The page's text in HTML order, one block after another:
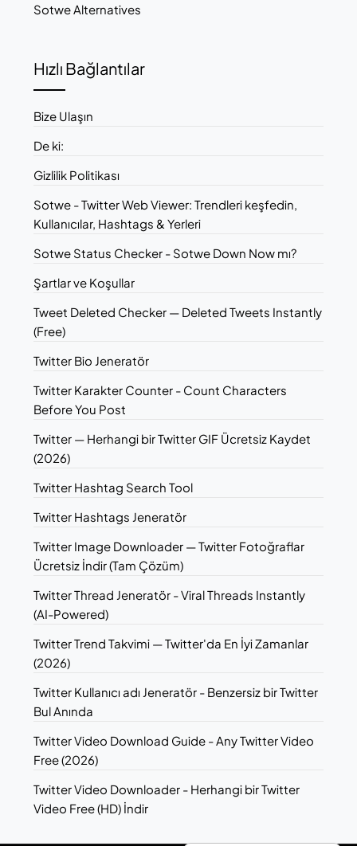
Sotwe Alternatives
Hızlı Bağlantılar
Bize Ulaşın
De ki:
Gizlilik Politikası
Sotwe - Twitter Web Viewer: Trendleri keşfedin,
Kullanıcılar, Hashtags & Yerleri
Sotwe Status Checker - Sotwe Down Now mı?
Şartlar ve Koşullar
Tweet Deleted Checker — Deleted Tweets Instantly
(Free)
Twitter Bio Jeneratör
Twitter Karakter Counter - Count Characters
Before You Post
Twitter — Herhangi bir Twitter GIF Ücretsiz Kaydet
(2026)
Twitter Hashtag Search Tool
Twitter Hashtags Jeneratör
Twitter Image Downloader — Twitter Fotoğraflar
Ücretsiz İndir (Tam Çözüm)
Twitter Thread Jeneratör - Viral Threads Instantly
(AI-Powered)
Twitter Trend Takvimi — Twitter'da En İyi Zamanlar
(2026)
Twitter Kullanıcı adı Jeneratör - Benzersiz bir Twitter
Bul Anında
Twitter Video Download Guide - Any Twitter Video
Free (2026)
Twitter Video Downloader - Herhangi bir Twitter
Video Free (HD) İndir